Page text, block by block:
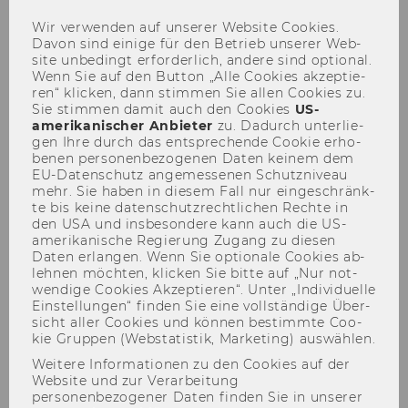
Par­ti­al So­lu­ti­on 5
Wir ver­wen­den auf un­se­rer Web­site Coo­kies.
Davon sind ei­ni­ge für den Be­trieb un­se­rer Web­
site un­be­dingt er­for­der­lich, an­de­re sind op­tio­nal.
Wenn Sie auf den But­ton „Alle Coo­kies ak­zep­tie­
ren“ kli­cken, dann stim­men Sie allen Coo­kies zu.
Sie stim­men damit auch den Coo­kies US-​
amerikanischer An­bie­ter zu. Da­durch un­ter­lie­
gen Ihre durch das ent­spre­chen­de Coo­kie er­ho­
be­nen per­so­nen­be­zo­ge­nen Daten kei­nem dem
EU-​Datenschutz an­ge­mes­se­nen Schutz­ni­veau
mehr. Sie haben in die­sem Fall nur ein­ge­schränk­
te bis keine da­ten­schutz­recht­li­chen Rech­te in
den USA und ins­be­son­de­re kann auch die US-​
amerikanische Re­gie­rung Zu­gang zu die­sen
Daten er­lan­gen. Wenn Sie op­tio­na­le Coo­kies ab­
leh­nen möch­ten, kli­cken Sie bitte auf „Nur not­
wen­di­ge Coo­kies Ak­zep­tie­ren“. Unter „In­di­vi­du­el­le
Ein­stel­lun­gen“ fin­den Sie eine voll­stän­di­ge Über­
sicht aller Coo­kies und kön­nen be­stimm­te Coo­
kie Grup­pen (Web­sta­tis­tik, Mar­ke­ting) aus­wäh­len.
Weitere Informationen zu den Cookies auf der
Website und zur Verarbeitung
personenbezogener Daten finden Sie in unserer